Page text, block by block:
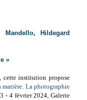
Hildegard
»
cette institution propose
matière. La photographie
- 4 février 2024, Galerie